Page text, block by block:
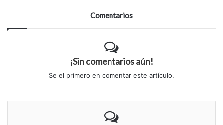
Comentarios
¡Sin comentarios aún!
Se el primero en comentar este artículo.